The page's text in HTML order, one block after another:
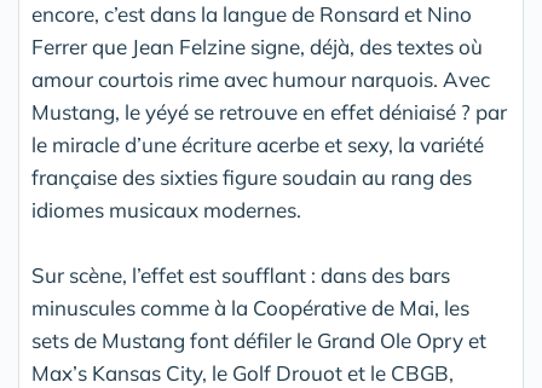
encore, c’est dans la langue de Ronsard et Nino
Ferrer que Jean Felzine signe, déjà, des textes où
amour courtois rime avec humour narquois. Avec
Mustang, le yéyé se retrouve en effet déniaisé ? par
le miracle d’une écriture acerbe et sexy, la variété
française des sixties figure soudain au rang des
idiomes musicaux modernes.
Sur scène, l’effet est soufflant : dans des bars
minuscules comme à la Coopérative de Mai, les
sets de Mustang font défiler le Grand Ole Opry et
Max’s Kansas City, le Golf Drouot et le CBGB,